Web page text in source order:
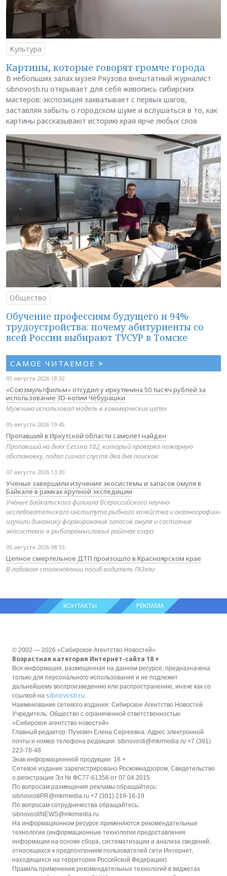
Культура
Картины, которые говорят громче города
В небольших залах музея Ряузова внештатный журналист
sibnovosti.ru открывает для себя живопись сибирских
мастеров: экспозиция захватывает с первых шагов,
заставляя забыть о городском шуме и вслушаться в то, как
картины рассказывают историю края ярче любых слов
Общество
Обучение профессиям будущего и 94%
трудоустройства: почему абитуриенты со
всей России выбирают ТУСУР в Томске
САМОЕ ЧИТАЕМОЕ >
05 августа 2026 18:32
«Союзмультфильм» отсудил у иркутянина 50 тысяч рублей за
использование 3D-копии Чебурашки
Мужчина использовал модель в коммерческих целях
05 августа 2026 19:45
Пропавший в Иркутской области самолёт найден
Пропавший на днях Cessna 182, который проверял пожарную
обстановку, подал сигнал спустя два дня поисков
07 августа 2026 13:30
Учёные завершили изучение экосистемы и запасов омуля в
Байкале в рамках крупной экспедиции
Учёные Байкальского филиала Всероссийского научно-
исследовательского института рыбного хозяйства и океанографии»
изучили динамику формирования запасов омуля и состояние
экосистемы в рыбопромысловых районах озера
05 августа 2026 08:33
Цепное смертельное ДТП произошло в Красноярском крае
В лобовом столкновении погиб водитель ГАЗели
КОНТАКТЫ РЕКЛАМА
© 2002 — 2026 «Сибирское Агентство Новостей»
Возрастная категория Интернет-сайта 18 +
Вся информация, размещенная на данном ресурсе, предназначена
только для персонального использования и не подлежит
дальнейшему воспроизведению или распространению, иначе как со
ссылкой на sibnovosti.ru
Наименование сетевого издания: Сибирское Агентство Новостей
Учредитель: Общество с ограниченной ответственностью
«Сибирское агентство новостей»
Главный редактор: Пузевич Елена Сергеевна. Адрес электронной
почты и номер телефона редакции: sibnovosti@mkrmedia.ru +7 (391)
223-78-48
Знак информационной продукции: 18 +
Сетевое издание зарегистрировано Роскомнадзором, Свидетельство
о регистрации Эл № ФС77-61356 от 07.04.2015
По вопросам размещения рекламы обращайтесь:
sibnovostiPR@mkrmedia.ru +7 (391) 219-16-19
По вопросам сотрудничества обращайтесь:
sibnovostiNEWS@mkrmedia.ru
На информационном ресурсе применяются рекомендательные
технологии (информационные технологии предоставления
информации на основе сбора, систематизации и анализа сведений,
относящихся к предпочтениям пользователей сети Интернет,
находящихся на территории Российской Федерации).
Правила применения рекомендательных технологий в виджетах